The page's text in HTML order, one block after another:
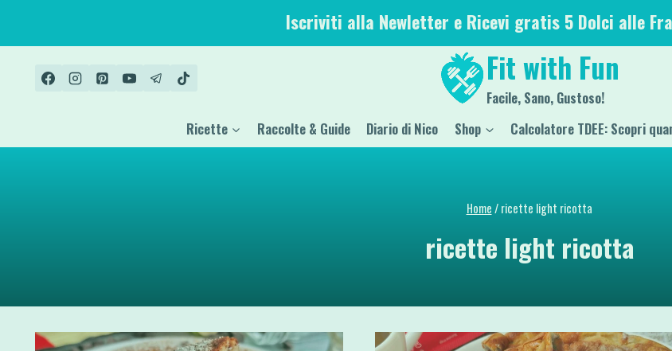
contenuto
Iscriviti alla Newletter e Ricevi gratis 5 Dolci alle
Fit with Fun
Facile, Sano, Gustoso!
Ricette Raccolte & Guide Diario di Nico Shop Calcolatore TDEE: Scopri
Home/ ricette light ricotta
ricette light ricotta